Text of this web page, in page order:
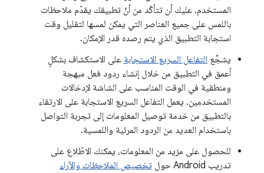
المستخدم. عليك أن تتأكّد من أنّ تطبيقك يقدّم ملاحظات
باللمس على جميع العناصر التي يمكن لمسها لتقليل وقت
استجابة التطبيق الذي يتم رصده قدر الإمكان.
يشجِّع التفاعل السريع الاستجابة على الاستكشاف بشكلٍ
أعمق في التطبيق من خلال إنشاء ردود فعل مبهجة
ومنطقية في الوقت المناسب على الشاشة لإدخالات
المستخدمين. يعمل التفاعل السريع الاستجابة على الارتقاء
بالتطبيق من خدمة توصيل المعلومات إلى تجربة التواصل
باستخدام العديد من الردود المرئية واللمسية.
للحصول على مزيد من المعلومات، يمكنك الاطّلاع على
تدريب Android حول
تخصيص الملاحظات والآراء